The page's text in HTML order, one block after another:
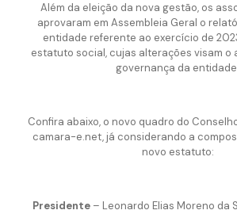
Além da eleição da nova gestão, os
aprovaram em Assembleia Geral o
entidade referente ao exercício de
estatuto social, cujas alterações visam o
governança da
Confira abaixo, o novo quadro do
camara-e.net, já considerando a
novo estatuto:
Presidente – Leonardo Elias Moreno da